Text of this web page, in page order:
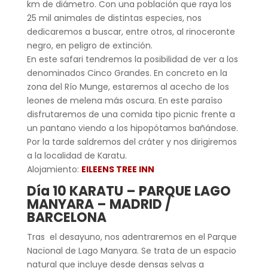
km de diámetro. Con una población que raya los
25 mil animales de distintas especies, nos
dedicaremos a buscar, entre otros, al rinoceronte
negro, en peligro de extinción.
En este safari tendremos la posibilidad de ver a los
denominados Cinco Grandes. En concreto en la
zona del Río Munge, estaremos al acecho de los
leones de melena más oscura. En este paraíso
disfrutaremos de una comida tipo picnic frente a
un pantano viendo a los hipopótamos bañándose.
Por la tarde saldremos del cráter y nos dirigiremos
a la localidad de Karatu.
Alojamiento: EILEENS TREE INN
Día 10 KARATU – PARQUE LAGO
MANYARA – MADRID /
BARCELONA
Tras el desayuno, nos adentraremos en el Parque
Nacional de Lago Manyara. Se trata de un espacio
natural que incluye desde densas selvas a